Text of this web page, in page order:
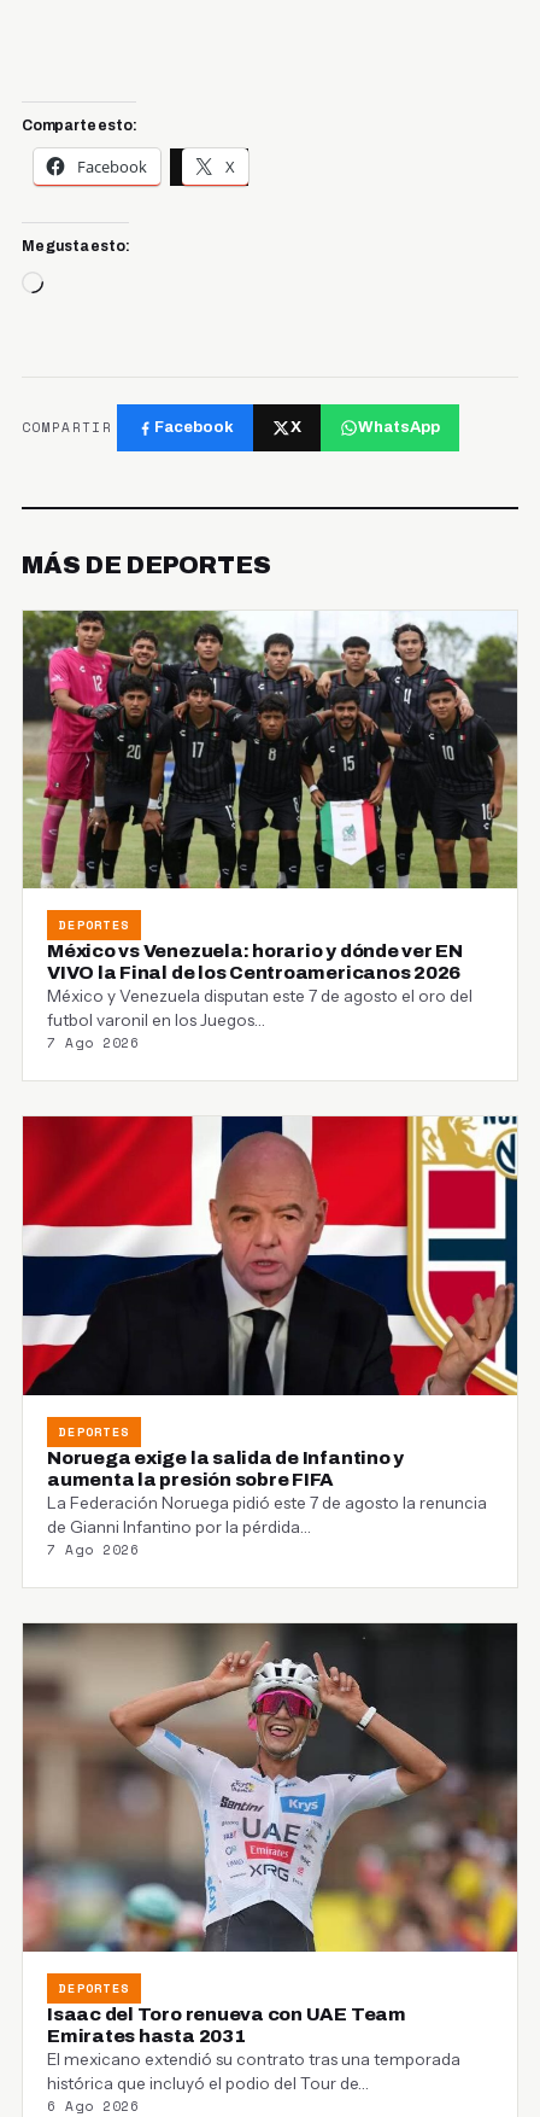
Comparte esto:
Facebook X
Me gusta esto:
Cargando...
COMPARTIR Facebook X WhatsApp
MÁS DE DEPORTES
DEPORTES
México vs Venezuela: horario y dónde ver EN
VIVO la Final de los Centroamericanos 2026
México y Venezuela disputan este 7 de agosto el oro del
futbol varonil en los Juegos…
7 Ago 2026
DEPORTES
Noruega exige la salida de Infantino y
aumenta la presión sobre FIFA
La Federación Noruega pidió este 7 de agosto la renuncia
de Gianni Infantino por la pérdida…
7 Ago 2026
DEPORTES
Isaac del Toro renueva con UAE Team
Emirates hasta 2031
El mexicano extendió su contrato tras una temporada
histórica que incluyó el podio del Tour de…
6 Ago 2026